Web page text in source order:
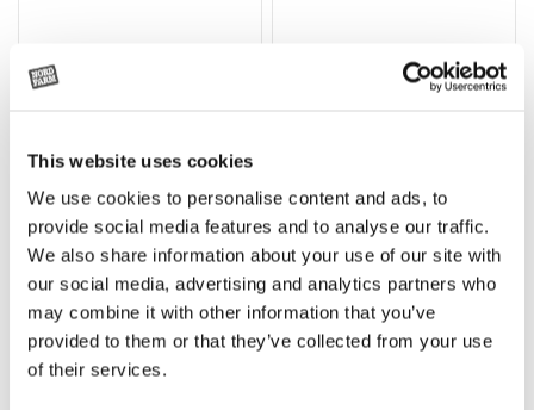
This website uses cookies
We use cookies to personalise content and ads, to
provide social media features and to analyse our traffic.
We also share information about your use of our site with
our social media, advertising and analytics partners who
may combine it with other information that you’ve
provided to them or that they’ve collected from your use
of their services.
Lägg till i varukorg
Grön truckknapp
A00220
(ex. moms)
Rotor teeth 8t/6k 7.5Gr/8 R6/14
969.1865
2 692kr (ex. moms)